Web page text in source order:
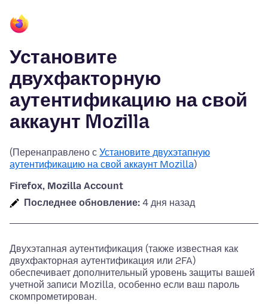
Установите
двухфакторную
аутентификацию на свой
аккаунт Mozilla
(Перенаправлено с Установите двухэтапную
аутентификацию на свой аккаунт Mozilla)
Firefox, Mozilla Account
Последнее обновление: 4 дня назад
Двухэтапная аутентификация (также известная как
двухфакторная аутентификация или 2FA)
обеспечивает дополнительный уровень защиты вашей
учетной записи Mozilla, особенно если ваш пароль
скомпрометирован.